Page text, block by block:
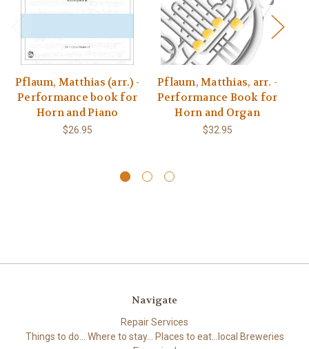
Pflaum, Matthias (arr.) -
Performance book for
Horn and Piano
$26.95
Pflaum, Matthias, arr. -
Performance Book for
Horn and Organ
$32.95
Navigate
Repair Services
Things to do... Where to stay... Places to eat...local Breweries